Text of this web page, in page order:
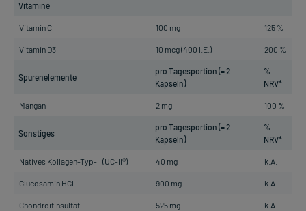
Vitamine
Vitamin C 100 mg 125 %
Vitamin D3 10 mcg (400 I.E.) 200 %
Spurenelemente
pro Tagesportion (= 2
Kapseln)
%
NRV*
Mangan 2 mg 100 %
Sonstiges
pro Tagesportion (= 2
Kapseln)
%
NRV*
Natives Kollagen-Typ-II (UC-II®) 40 mg k.A.
Glucosamin HCI 900 mg k.A.
Chondroitinsulfat 525 mg k.A.